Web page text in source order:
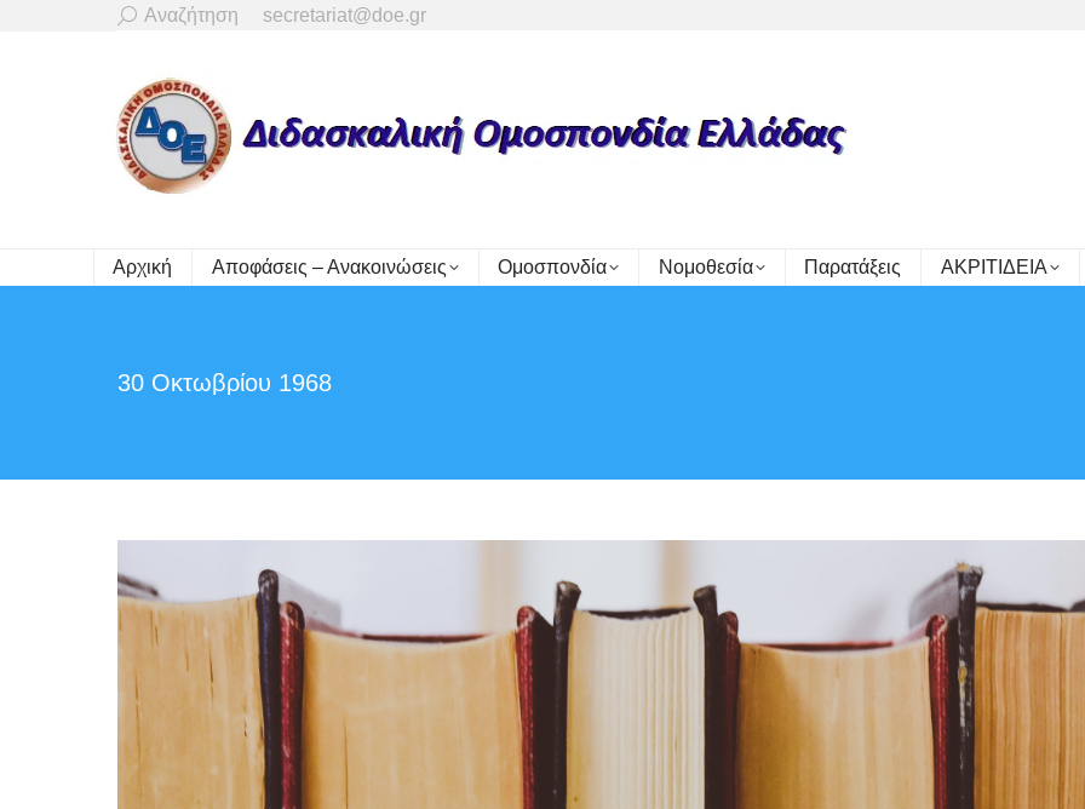
Search:
Αναζήτηση secretariat@doe.gr
Αρχική Αποφάσεις – Ανακοινώσεις Ομοσπονδία Νομοθεσία Παρατάξεις ΑΚΡΙΤΙΔΕΙΑ
30 Οκτωβρίου 1968